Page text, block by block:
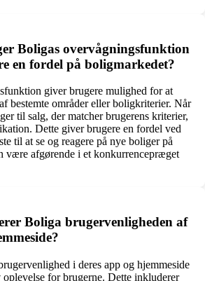
Boligas overvågningsfunktion
en fordel på boligmarkedet?
giver brugere mulighed for at
bestemte områder eller boligkriterier. Når
til salg, der matcher brugerens kriterier,
Dette giver brugere en fordel ved
til at se og reagere på nye boliger på
være afgørende i et konkurrencepræget
Boliga brugervenligheden af
i deres app og hjemmeside
for brugerne. Dette inkluderer